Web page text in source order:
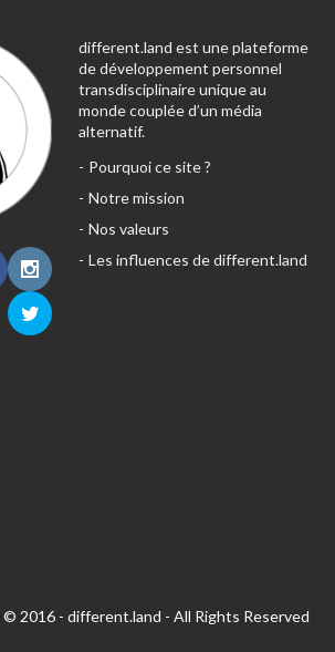
different.land est une plateforme
de développement personnel
transdisciplinaire unique au
monde couplée d’un média
alternatif.
Pourquoi ce site ?
Notre mission
Nos valeurs
Les influences de different.land
© 2016 - different.land - All Rights Reserved